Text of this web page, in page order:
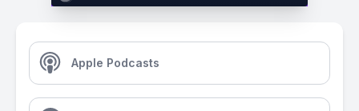
Apple Podcasts